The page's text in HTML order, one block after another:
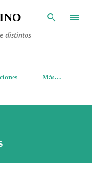
distintos
Más…